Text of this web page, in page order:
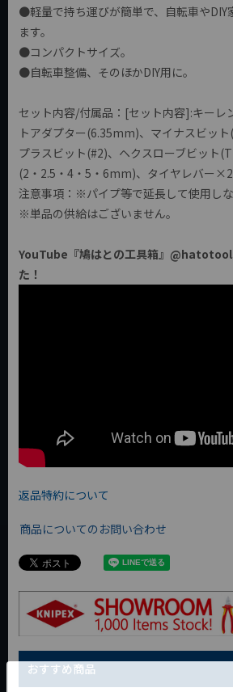
●軽量で持ち運びが簡単で、自転車やDIY
ます。
●コンパクトサイズ。
●自転車整備、そのほかDIY用に。
セット内容/付属品：[セット内容]:キーレ
トアダプター(6.35mm)、マイナスビッ
プラスビット(#2)、ヘクスローブビット
(2・2.5・4・5・6mm)、タイヤレバー
注意事項：※パイプ等で延長して使用しな
※単品の供給はございません。
YouTube『鳩はとの工具箱』
た！
返品特約について
商品についてのお問い合わせ
おすすめ商品